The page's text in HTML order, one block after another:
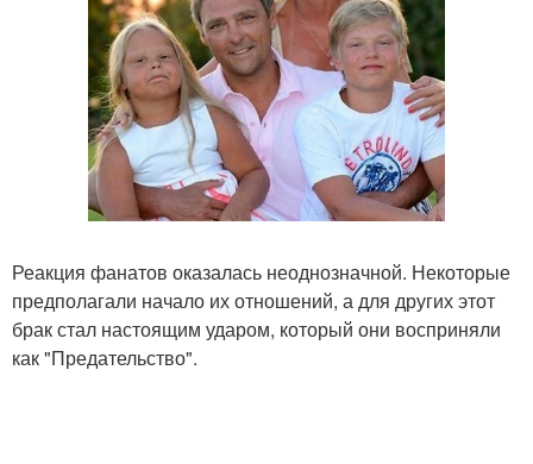
Реакция фанатов оказалась неоднозначной. Некоторые
предполагали начало их отношений, а для других этот
брак стал настоящим ударом, который они восприняли
как "Предательство".